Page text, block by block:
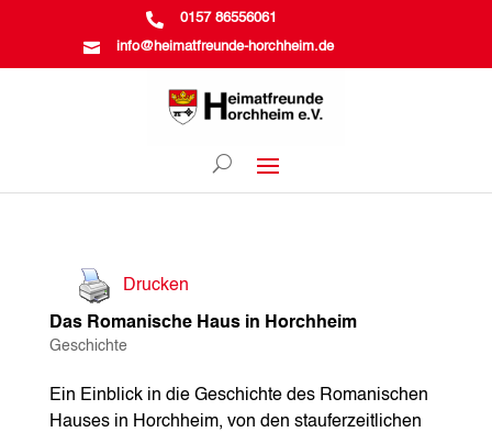
 0157 86556061
 info@heimatfreunde-horchheim.de
Drucken
Das Romanische Haus in Horchheim
Geschichte
Ein Einblick in die Geschichte des Romanischen
Hauses in Horchheim, von den stauferzeitlichen